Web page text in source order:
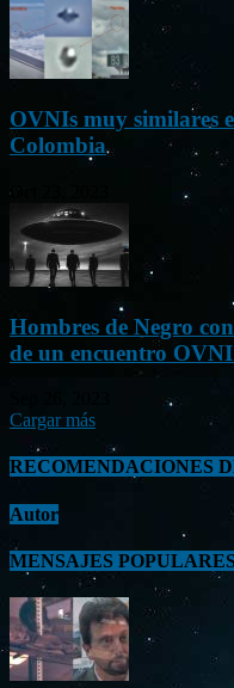
OVNIs muy similares
Colombia
Oct 23, 2023
Hombres de Negro
de un encuentro
Cargar más
RECOMENDACIONES
Autor
MENSAJES